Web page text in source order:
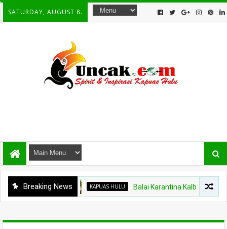
SATURDAY, AUGUST 8.
Breaking NewsKAPUAS HULU Balai Karantina Kalbar Tinjau Jalur